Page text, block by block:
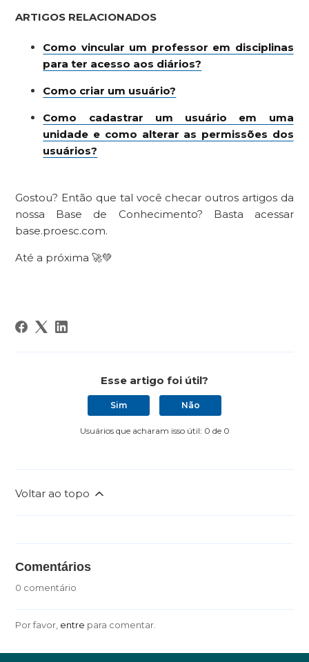
ARTIGOS RELACIONADOS
Como vincular um professor em disciplinas
para ter acesso aos diários?
Como criar um usuário?
Como cadastrar um usuário em uma
unidade e como alterar as permissões dos
usuários?
Gostou? Então que tal você checar outros artigos da
nossa Base de Conhecimento? Basta acessar
base.proesc.com.
Até a próxima 🚀💚
Esse artigo foi útil?
Sim Não
Usuários que acharam isso útil: 0 de 0
Voltar ao topo
Comentários
0 comentário
Por favor, entre para comentar.